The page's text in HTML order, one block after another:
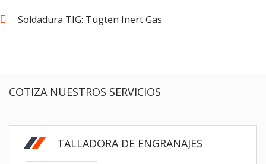
Soldadura TIG: Tugten Inert Gas
COTIZA NUESTROS SERVICIOS
$
TALLADORA DE ENGRANAJES